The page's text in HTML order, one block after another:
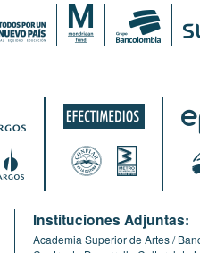
Instituciones Adjuntas:
Academia Superior de Artes